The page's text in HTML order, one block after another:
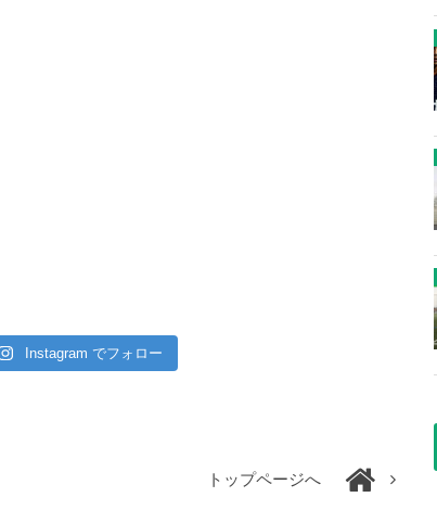
Instagram でフォロー
トップページへ